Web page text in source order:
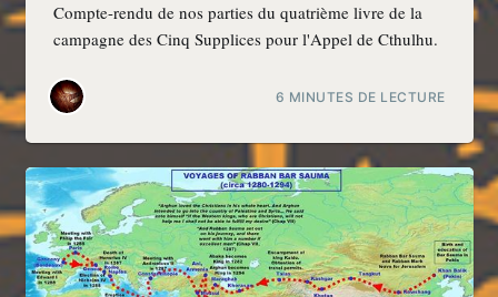
Compte-rendu de nos parties du quatrième livre de la
campagne des Cinq Supplices pour l'Appel de Cthulhu.
6 MINUTES DE LECTURE